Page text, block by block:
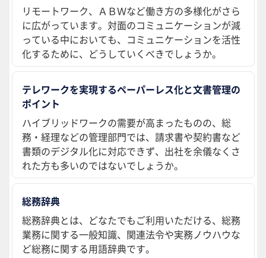
リモートワーク、ＡＢＷなど働き方の多様化がさら
に広がっています。対面のコミュニケーションが減
っている中においても、コミュニケーションを活性
化するために、どうしていくべきでしょうか。
テレワークを実現するペーパーレス化と文書管理の
ポイント
ハイブリッドワークの需要が高まったものの、総
務・経理などの管理部門では、請求書や契約書など
書類のデジタル化に対応できず、出社を余儀なくさ
れた方も多いのではないでしょうか。
総務辞典
総務辞典とは、どなたでもご利用いただける、総務
業務に関する一般知識、関連法令や実務ノウハウな
ど総務に関する用語辞典です。